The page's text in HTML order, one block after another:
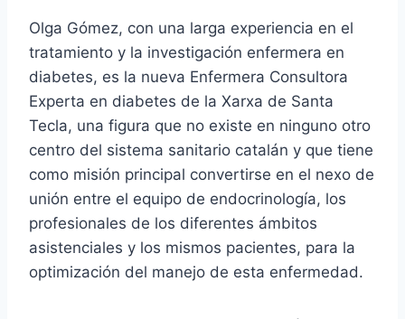
Olga Gómez, con una larga experiencia en el
tratamiento y la investigación enfermera en
diabetes, es la nueva Enfermera Consultora
Experta en diabetes de la Xarxa de Santa
Tecla, una figura que no existe en ninguno otro
centro del sistema sanitario catalán y que tiene
como misión principal convertirse en el nexo de
unión entre el equipo de endocrinología, los
profesionales de los diferentes ámbitos
asistenciales y los mismos pacientes, para la
optimización del manejo de esta enfermedad.